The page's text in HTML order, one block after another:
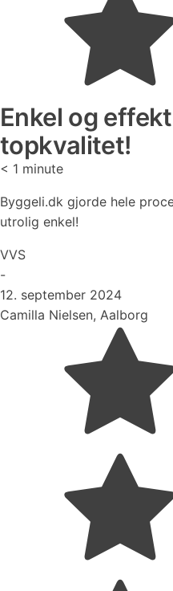
Enkel og
topkvalitet!
< 1 minute
Byggeli.dk gjorde hele
utrolig enkel!
VVS
-
12. september 2024
Camilla Nielsen, Aalborg